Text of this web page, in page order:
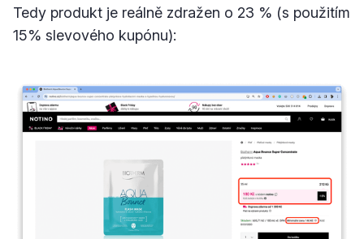
Tedy produkt je reálně zdražen o 23 % (s použitím
15% slevového kupónu):